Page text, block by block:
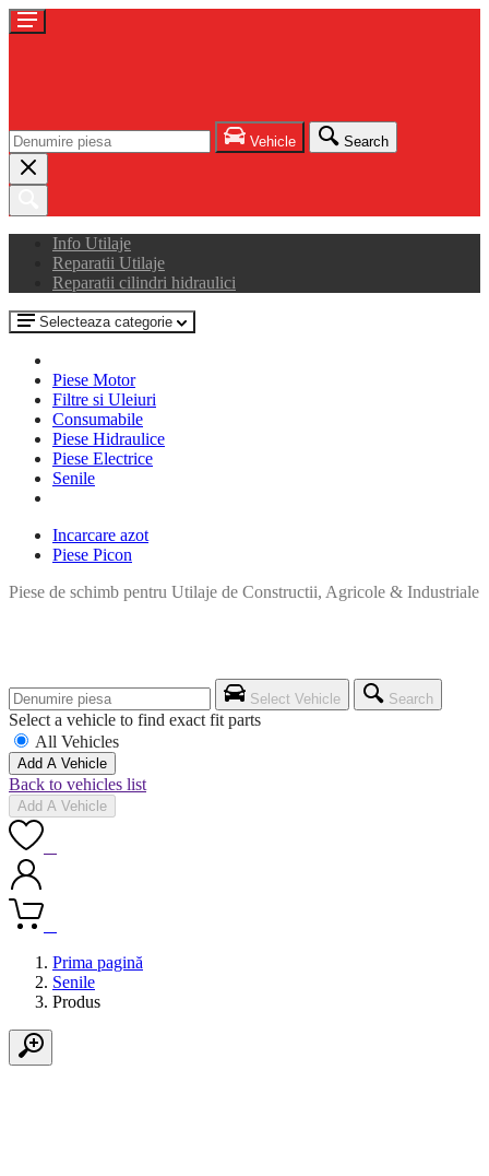
Vehicle Search
Info Utilaje
Reparatii Utilaje
Reparatii cilindri hidraulici
Selecteaza categorie
Piese Motor
Filtre si Uleiuri
Consumabile
Piese Hidraulice
Piese Electrice
Senile
Incarcare azot
Piese Picon
Piese de schimb pentru Utilaje de Constructii, Agricole & Industriale
Select Vehicle Search
Select a vehicle to find exact fit parts
All Vehicles
Add A Vehicle
Back to vehicles list
Add A Vehicle
Prima pagină
Senile
Produs